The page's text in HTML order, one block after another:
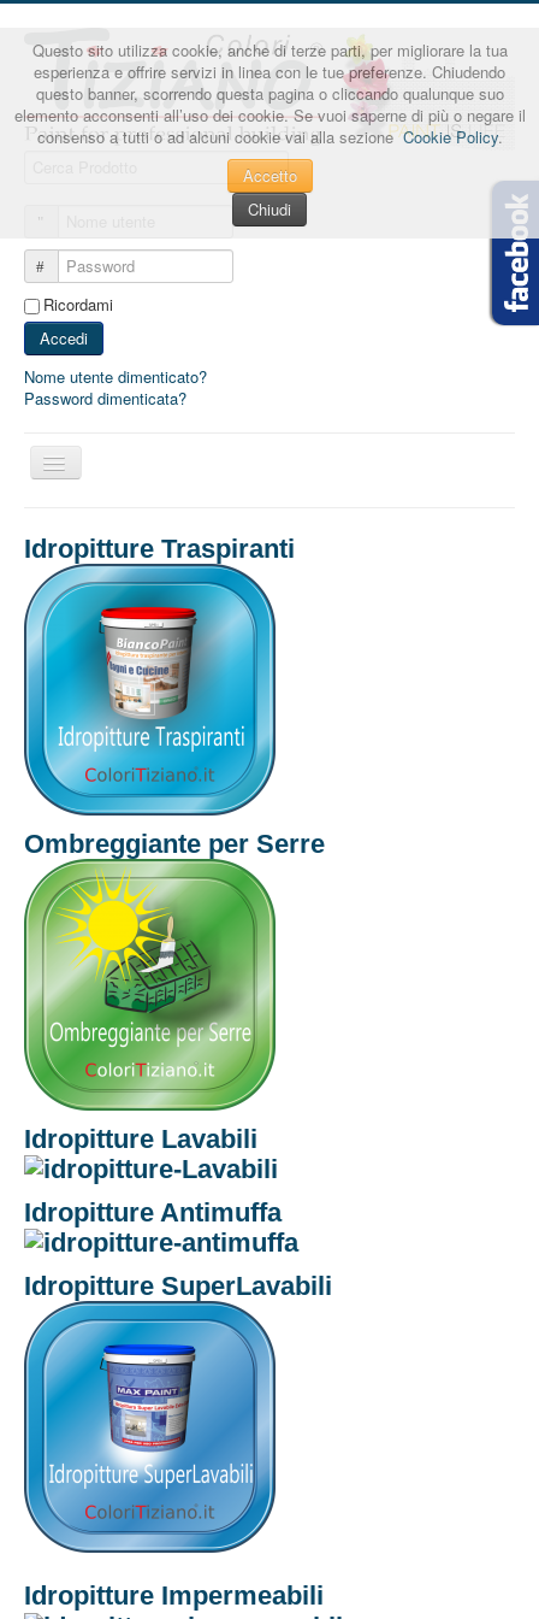
Questo sito utilizza cookie, anche di terze parti, per migliorare la tua
esperienza e offrire servizi in linea con le tue preferenze. Chiudendo
questo banner, scorrendo questa pagina o cliccando qualunque suo
elemento acconsenti all’uso dei cookie. Se vuoi saperne di più o negare il
consenso a tutti o ad alcuni cookie vai alla sezioneCookie Policy.
Accetto
Chiudi
Password
Ricordami
Accedi
Nome utente dimenticato?
Password dimenticata?
Cambia
navigazione
Home
Azienda
Azienda
Dove Siamo
Prodotti
Idropitture Traspiranti
Ombreggiante per Serre
Idropitture Lavabili
Idropitture Antimuffa
Idropitture SuperLavabili
Idropitture Impermeabili